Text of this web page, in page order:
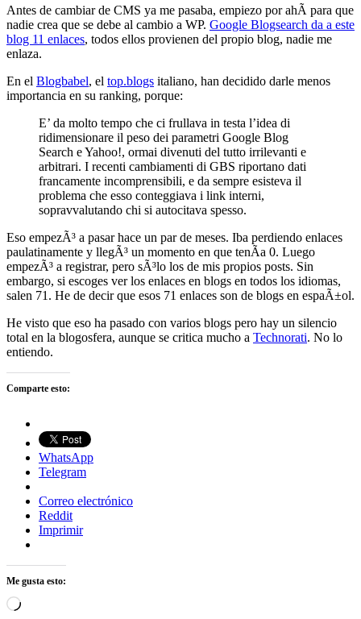
Antes de cambiar de CMS ya me pasaba, empiezo por ahÃ­ para que
nadie crea que se debe al cambio a WP. Google Blogsearch da a este
blog 11 enlaces, todos ellos provienen del propio blog, nadie me
enlaza.
En el Blogbabel, el top.blogs italiano, han decidido darle menos
importancia en su ranking, porque:
E’ da molto tempo che ci frullava in testa l’idea di
ridimensionare il peso dei parametri Google Blog
Search e Yahoo!, ormai divenuti del tutto irrilevanti e
arbitrari. I recenti cambiamenti di GBS riportano dati
francamente incomprensibili, e da sempre esisteva il
problema che esso conteggiava i link interni,
sopravvalutando chi si autocitava spesso.
Eso empezÃ³ a pasar hace un par de meses. Iba perdiendo enlaces
paulatinamente y llegÃ³ un momento en que tenÃ­a 0. Luego
empezÃ³ a registrar, pero sÃ³lo los de mis propios posts. Sin
embargo, si escoges ver los enlaces en blogs en todos los idiomas,
salen 71. He de decir que esos 71 enlaces son de blogs en espaÃ±ol.
He visto que eso ha pasado con varios blogs pero hay un silencio
total en la blogosfera, aunque se critica mucho a Technorati. No lo
entiendo.
Comparte esto:
WhatsApp
Telegram
Correo electrónico
Reddit
Imprimir
Me gusta esto:
Cargando...